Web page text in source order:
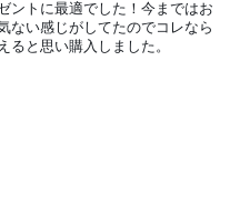
ントに最適でした！今まではお
ない感じがしてたのでコレなら
ると思い購入しました。